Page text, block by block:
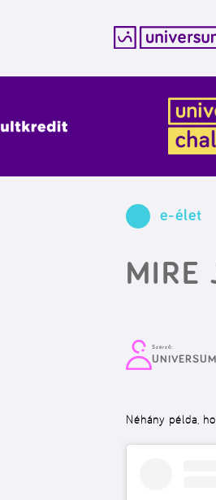
e-élet
MIRE
Szerző:
UNIVERSUM
Néhány példa,